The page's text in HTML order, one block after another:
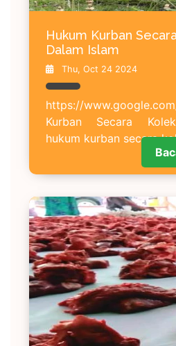
Hukum Kurban
Dalam Islam
Thu, Oct 24 2024
https://
Kurban Secara
hukum kurban secara